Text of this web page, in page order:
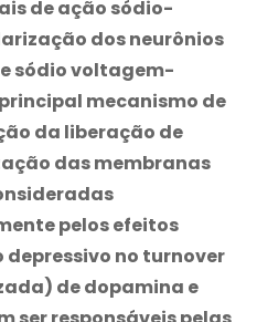
de ação sódio-
dos neurônios
sódio voltagem-
mecanismo de
da liberação de
das membranas
pelos efeitos
no turnover
de dopamina e